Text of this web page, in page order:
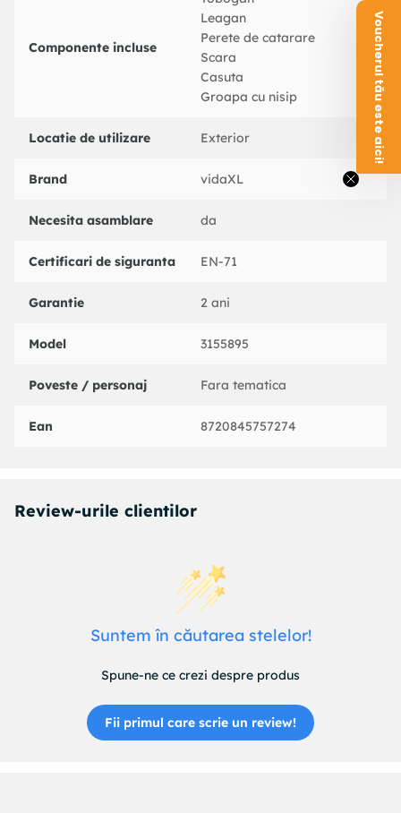
Material: PP (polipropilena), metal
Dimensiuni totale: 255 x 160 x 162 cm (L x l x i)
Dimensiuni leagan: 32,5 x 22 x 112,5 cm (l x ad. x i)
Dimensiuni: 174 x 38 cm (L x l)
1 x turn de joaca
1 x perete de catarare
1 x Tobogan ondulat
Componente incluse
Leagan
Perete de catarare
Scara
Casuta
Groapa cu nisip
Locatie de utilizare Exterior
Brand vidaXL
Necesita asamblare da
Certificari de siguranta EN-71
Garantie 2 ani
Model 3155895
Poveste / personaj Fara tematica
Ean 8720845757274
Review-urile clientilor
Suntem în căutarea stelelor!
Spune-ne ce crezi despre produs
Fii primul care scrie un review!
Voucherul tău este aici!